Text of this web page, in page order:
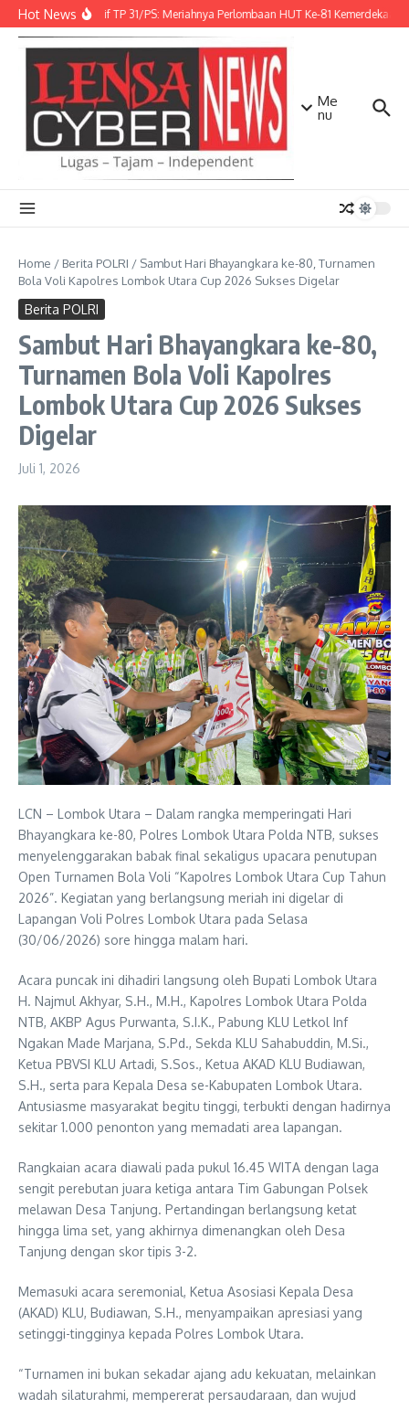
Lewati ke konten
Hot NewsDanbrigif TP 31/PS: Meriahnya Perlombaan HUT Ke-81
Me
nu
Home / Berita POLRI / Sambut Hari Bhayangkara ke-80, Turnamen
Bola Voli Kapolres Lombok Utara Cup 2026 Sukses Digelar
Berita POLRI
Sambut Hari Bhayangkara ke-80,
Turnamen Bola Voli Kapolres
Lombok Utara Cup 2026 Sukses
Digelar
Juli 1, 2026
LCN – Lombok Utara – Dalam rangka memperingati Hari
Bhayangkara ke-80, Polres Lombok Utara Polda NTB, sukses
menyelenggarakan babak final sekaligus upacara penutupan
Open Turnamen Bola Voli “Kapolres Lombok Utara Cup Tahun
2026”. Kegiatan yang berlangsung meriah ini digelar di
Lapangan Voli Polres Lombok Utara pada Selasa
(30/06/2026) sore hingga malam hari.
Acara puncak ini dihadiri langsung oleh Bupati Lombok Utara
H. Najmul Akhyar, S.H., M.H., Kapolres Lombok Utara Polda
NTB, AKBP Agus Purwanta, S.I.K., Pabung KLU Letkol Inf
Ngakan Made Marjana, S.Pd., Sekda KLU Sahabuddin, M.Si.,
Ketua PBVSI KLU Artadi, S.Sos., Ketua AKAD KLU Budiawan,
S.H., serta para Kepala Desa se-Kabupaten Lombok Utara.
Antusiasme masyarakat begitu tinggi, terbukti dengan hadirnya
sekitar 1.000 penonton yang memadati area lapangan.
Rangkaian acara diawali pada pukul 16.45 WITA dengan laga
sengit perebutan juara ketiga antara Tim Gabungan Polsek
melawan Desa Tanjung. Pertandingan berlangsung ketat
hingga lima set, yang akhirnya dimenangkan oleh Desa
Tanjung dengan skor tipis 3-2.
Memasuki acara seremonial, Ketua Asosiasi Kepala Desa
(AKAD) KLU, Budiawan, S.H., menyampaikan apresiasi yang
setinggi-tingginya kepada Polres Lombok Utara.
“Turnamen ini bukan sekadar ajang adu kekuatan, melainkan
wadah silaturahmi, mempererat persaudaraan, dan wujud